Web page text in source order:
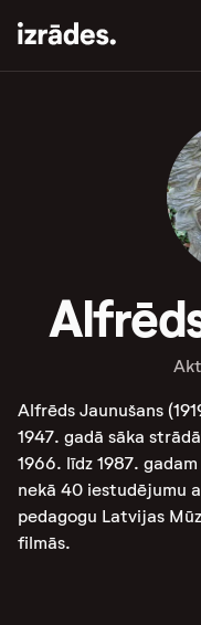
Alfrēds Jaunušans
1947. gadā sāka
1966. līdz 1987.
nekā 40 iestudējumu
pedagogu Latvijas
filmās.